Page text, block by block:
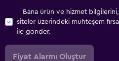
Park ve ulaşım
Bana ürün ve hizmet
siteler üzerindeki muhteşem
ile gönder.
Fiyat Alarmı Oluştur